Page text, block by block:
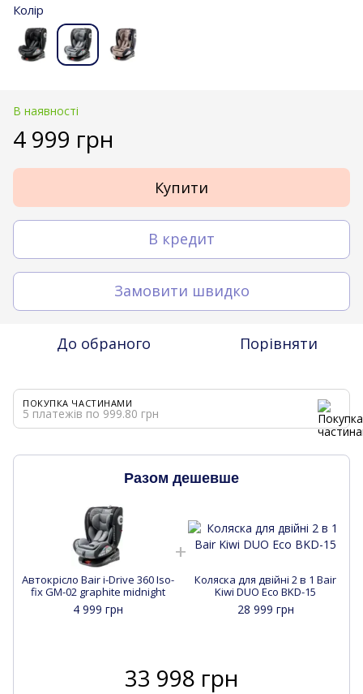
Колір
В наявності
4 999 грн
Купити
В кредит
Замовити швидко
До обраного Порівняти
ПОКУПКА ЧАСТИНАМИ
5 платежів по 999.80 грн
Разом дешевше
Aвтокрісло Bair i-Drive 360 Iso-
fix GM-02 graphite midnight
4 999 грн
Коляска для двійні 2 в 1 Bair
Kiwi DUO Eco BKD-15
28 999 грн
33 998 грн